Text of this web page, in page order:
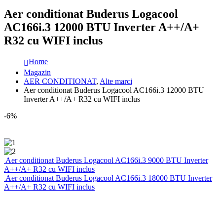
Aer conditionat Buderus Logacool
AC166i.3 12000 BTU Inverter A++/A+
R32 cu WIFI inclus
Home
Magazin
AER CONDITIONAT, Alte marci
Aer conditionat Buderus Logacool AC166i.3 12000 BTU
Inverter A++/A+ R32 cu WIFI inclus
-6%
Aer conditionat Buderus Logacool AC166i.3 9000 BTU Inverter
A++/A+ R32 cu WIFI inclus
Aer conditionat Buderus Logacool AC166i.3 18000 BTU Inverter
A++/A+ R32 cu WIFI inclus